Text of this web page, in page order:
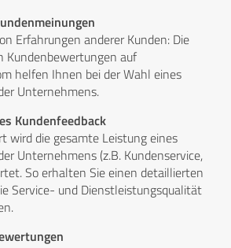
Erfahrungen anderer Kunden: Die
Kundenbewertungen auf
helfen Ihnen bei der Wahl eines
Unternehmens.
Kundenfeedback
wird die gesamte Leistung eines
Unternehmens (z.B. Kundenservice,
So erhalten Sie einen detaillierten
Service- und Dienstleistungsqualität